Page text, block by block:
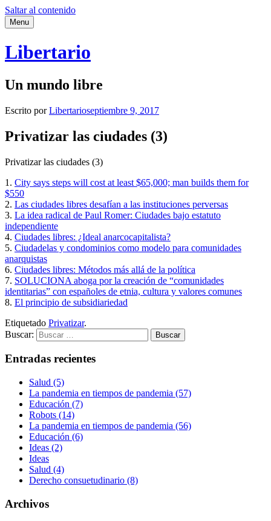
Saltar al contenido
Menu
Libertario
Un mundo libre
Escrito porLibertarioseptiembre 9, 2017
Privatizar las ciudades (3)
Privatizar las ciudades (3)
1. City says steps will cost at least $65,000; man builds them for
$550
2. Las ciudades libres desafían a las instituciones perversas
3. La idea radical de Paul Romer: Ciudades bajo estatuto
independiente
4. Ciudades libres: ¿Ideal anarcocapitalista?
5. Ciudadelas y condominios como modelo para comunidades
anarquistas
6. Ciudades libres: Métodos más allá de la política
7. SOLUCIONA aboga por la creación de “comunidades
identitarias” con españoles de etnia, cultura y valores comunes
8. El principio de subsidiariedad
Etiquetado Privatizar.
Buscar:
Entradas recientes
Salud (5)
La pandemia en tiempos de pandemia (57)
Educación (7)
Robots (14)
La pandemia en tiempos de pandemia (56)
Educación (6)
Ideas (2)
Ideas
Salud (4)
Derecho consuetudinario (8)
Archivos